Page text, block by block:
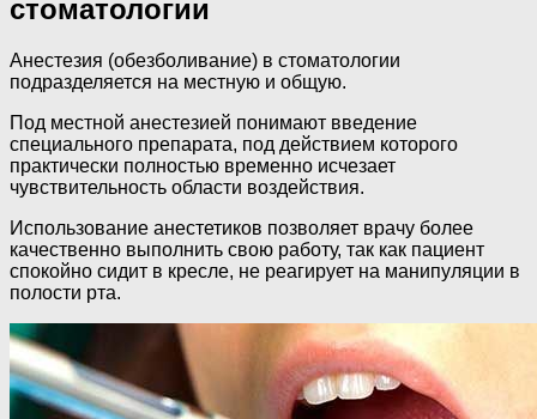
стоматологии
Анестезия (обезболивание) в стоматологии
подразделяется на местную и общую.
Под местной анестезией понимают введение
специального препарата, под действием которого
практически полностью временно исчезает
чувствительность области воздействия.
Использование анестетиков позволяет врачу более
качественно выполнить свою работу, так как пациент
спокойно сидит в кресле, не реагирует на манипуляции в
полости рта.